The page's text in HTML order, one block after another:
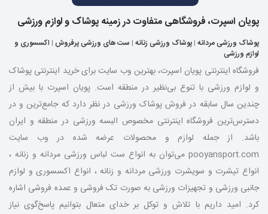
پویان اسپرت، فروشگاهی متفاوت در زمینه پوشاک و لوازم ورزشی
پوشاک ورزشی مردانه | پوشاک ورزشی زنانه | ست های ورزشی پرفروش | اکسسوری و
لوازم ورزشی
فروشگاه اینترنتی پویان اسپرت، بهترین وب سایت برای خرید اینترنتی پوشاک
و لوازم ورزشی با تنوع بی‌نظیر در منطقه است. پویان اسپرت با بیش از
چندین سال سابقه در فروش پوشاک ورزشی در نظر دارد که جامع‌ترین و در
دسترس‌ترین فروشگاه اینترنتی مخصوص البسه ورزشی در منطقه و ایران
باشد. از جمله لوازم و محصولات عرضه شده در وب سایت
pooyansport.com می‌توان به انواع ست لباس ورزشی مردانه و زنانه ،
انواع تیشرت و سویشرت ورزشی مردانه و زنانه ، انواع اکسسوری و لوازم
جانبی ورزشی و تجهیزات ورزشی به صورت تک فروشی و عمده فروشی اشاره
کرد. امید داریم با تلاش و توکل بر خدای متعال بتوانیم پاسخ‌گوی نیاز